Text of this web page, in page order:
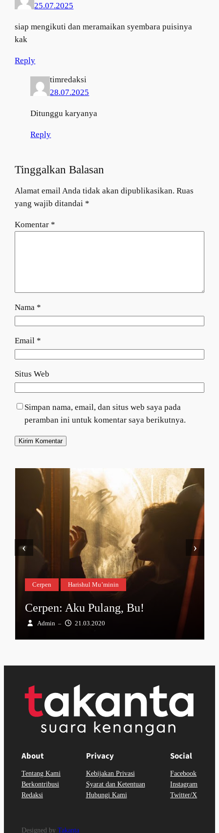
25.07.2025
siap mengikuti dan meramaikan syembara puisinya
kak
Reply
timredaksi
28.07.2025
Ditunggu karyanya
Reply
Tinggalkan Balasan
Alamat email Anda tidak akan dipublikasikan. Ruas
yang wajib ditandai *
Komentar *
Nama *
Email *
Situs Web
Simpan nama, email, dan situs web saya pada
peramban ini untuk komentar saya berikutnya.
Cerpen Harishul Mu’minin
Cerpen: Aku Pulang, Bu!
Admin – 21.03.2020
‹ ›
About
Tentang Kami
Berkontribusi
Redaksi
Privacy
Kebijakan Privasi
Syarat dan Ketentuan
Hubungi Kami
Social
Facebook
Instagram
Twitter/X
Designed by Takanta